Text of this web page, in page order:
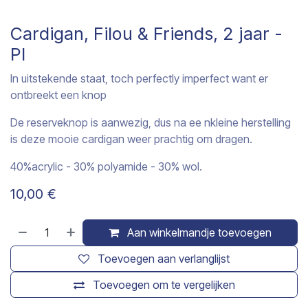
Cardigan, Filou & Friends, 2 jaar -
PI
In uitstekende staat, toch perfectly imperfect want er
ontbreekt een knop
De reserveknop is aanwezig, dus na ee nkleine herstelling
is deze mooie cardigan weer prachtig om dragen.
40%acrylic - 30% polyamide - 30% wol.
10,00 €
Aan winkelmandje toevoegen
Toevoegen om te vergelijken
Toevoegen aan verlanglijst